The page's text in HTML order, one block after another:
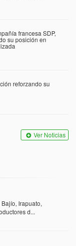
francesa SDP,
su posición en
reforzando su
Ver Noticias
Irapuato,
d...